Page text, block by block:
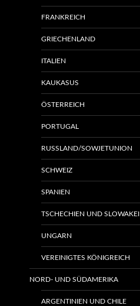
FRANKREICH
GRIECHENLAND
ITALIEN
KAUKASUS
ÖSTERREICH
PORTUGAL
RUSSLAND/SOWJETUNION
SCHWEIZ
SPANIEN
TSCHECHIEN UND SLOWAKEI
UNGARN
VEREINIGTES KÖNIGREICH
NORD- UND SÜDAMERIKA
ARGENTINIEN UND CHILE